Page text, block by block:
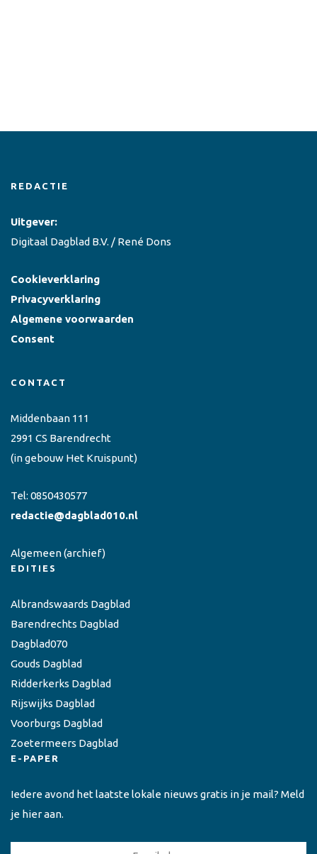
REDACTIE
Uitgever:
Digitaal Dagblad B.V. / René Dons
Cookieverklaring
Privacyverklaring
Algemene voorwaarden
Consent
CONTACT
Middenbaan 111
2991 CS Barendrecht
(in gebouw Het Kruispunt)
Tel: 0850430577
redactie@dagblad010.nl
Algemeen(archief)
EDITIES
Albrandswaards Dagblad
Barendrechts Dagblad
Dagblad070
Gouds Dagblad
Ridderkerks Dagblad
Rijswijks Dagblad
Voorburgs Dagblad
Zoetermeers Dagblad
E-PAPER
Iedere avond het laatste lokale nieuws gratis in je mail? Meld
je hier aan.